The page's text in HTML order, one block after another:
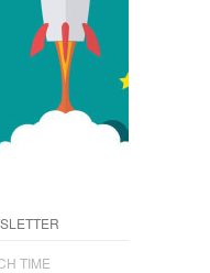
TIME